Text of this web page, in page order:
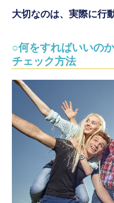
大切なのは、実際に行
○何をすればいいの
チェック方法